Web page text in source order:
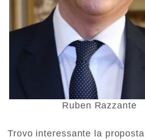
Ruben Razzante
Trovo interessante la